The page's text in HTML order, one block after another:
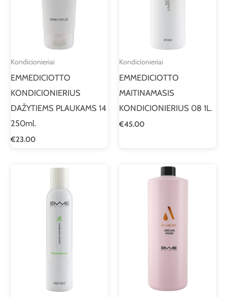
Kondicionieriai
EMMEDICIOTTO
KONDICIONIERIUS
DAŽYTIEMS PLAUKAMS 14
250ml.
€23.00
Kondicionieriai
EMMEDICIOTTO
MAITINAMASIS
KONDICIONIERIUS 08 1L.
€45.00